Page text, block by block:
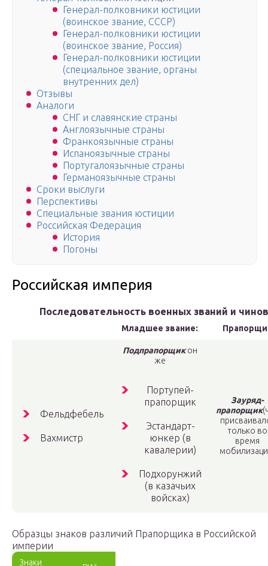
Генерал-полковники юстиции
(воинское звание, СССР)
Генерал-полковники юстиции
(воинское звание, Россия)
Генерал-полковники юстиции
(специальное звание, органы
внутренних дел)
Отзывы
Аналоги
СНГ и славянские страны
Англоязычные страны
Франкоязычные страны
Испаноязычные страны
Португалоязычные страны
Германоязычные страны
Сроки выслуги
Перспективы
Специальные звания юстиции
Российская Федерация
История
Погоны
Российская империя
Последовательность военных званий и
Младшее звание:
Фельдфебель
Вахмистр
Подпрапорщикон
же
Портупей-
прапорщик
Эстандарт-
юнкер (в
кавалерии)
Подхорунжий
(в казачьих
войсках)
Зауряд-
прапорщик
только во
время
Образцы знаков различий Прапорщика в Российской
империи
Знаки